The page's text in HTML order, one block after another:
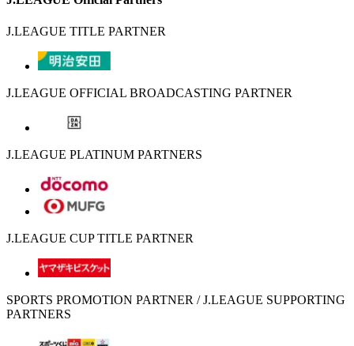
J.LEAGUE TITLE PARTNER
J.LEAGUE OFFICIAL BROADCASTING PARTNER
J.LEAGUE PLATINUM PARTNERS
J.LEAGUE CUP TITLE PARTNER
SPORTS PROMOTION PARTNER / J.LEAGUE SUPPORTING
PARTNERS